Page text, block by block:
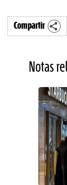
Compartir
Notas